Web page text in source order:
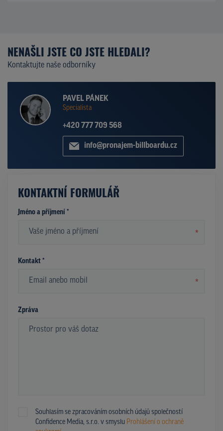
NENAŠLI JSTE CO JSTE HLEDALI?
Kontaktujte naše odborníky
PAVEL PÁNEK
Specialista
+420 777 709 568
info@pronajem-billboardu.cz
KONTAKTNÍ FORMULÁŘ
Jméno a příjmení *
*
Kontakt *
*
Zpráva
Souhlasím se zpracováním osobních údajů společností
Confidence Media, s.r.o. v smyslu Prohlášení o ochraně